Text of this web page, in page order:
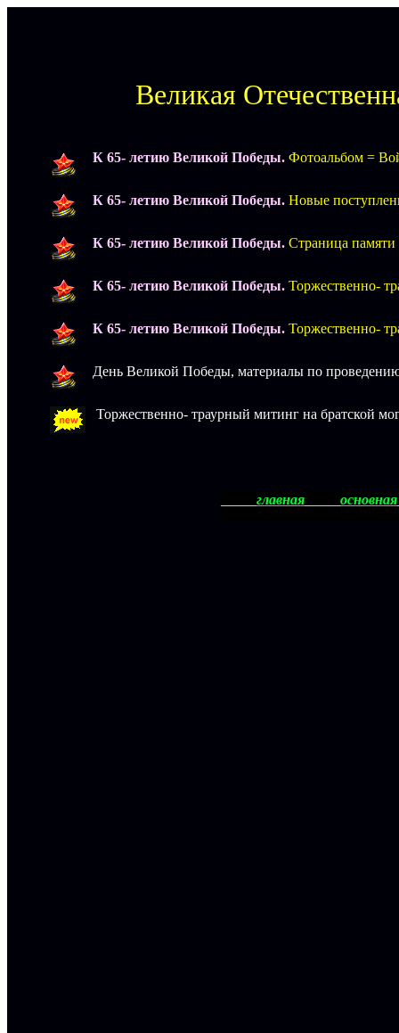
Великая
К 65- летию Великой Победы. Фотоальбом =
К 65- летию Великой Победы. Новые
К 65- летию Великой Победы. Страница
К 65- летию Великой Победы. Торжественно-
К 65- летию Великой Победы. Торжественно-
День Великой Победы, материалы по
Торжественно- траурный митинг на братской
главная основная